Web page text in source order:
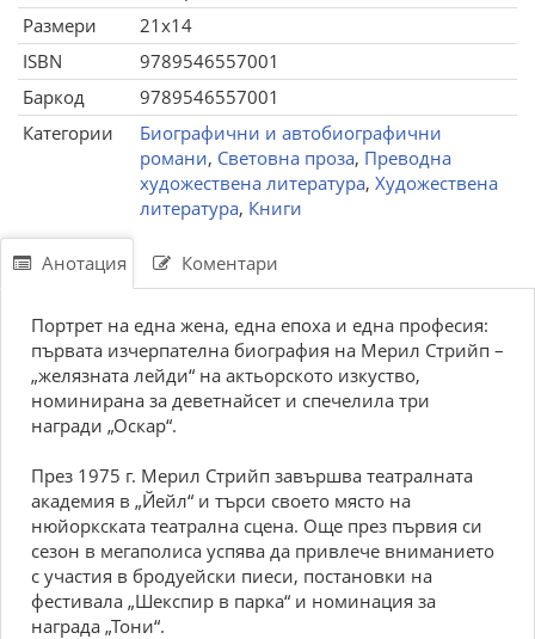
Размери
21x14
ISBN
9789546557001
Баркод
9789546557001
Категории
Биографични и автобиографични
романи, Световна проза, Преводна
художествена литература, Художествена
литература, Книги
Анотация Коментари
Портрет на една жена, една епоха и една професия:
първата изчерпателна биография на Мерил Стрийп –
„желязната лейди“ на актьорското изкуство,
номинирана за деветнайсет и спечелила три
награди „Оскар“.
През 1975 г. Мерил Стрийп завършва театралната
академия в „Йейл“ и търси своето място на
нюйоркската театрална сцена. Още през първия си
сезон в мегаполиса успява да привлече вниманието
с участия в бродуейски пиеси, постановки на
фестивала „Шекспир в парка“ и номинация за
награда „Тони“.